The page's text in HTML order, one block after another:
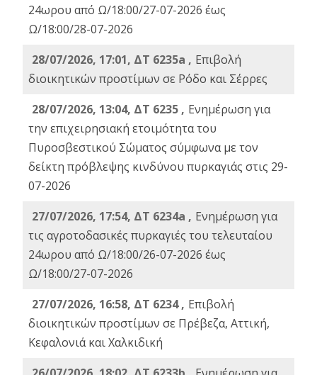
24ωρου από Ω/18:00/27-07-2026 έως
Ω/18:00/28-07-2026
28/07/2026, 17:01, ΔΤ 6235a , Eπιβολή
διοικητικών προστίμων σε Ρόδο και Σέρρες
28/07/2026, 13:04, ΔΤ 6235 , Ενημέρωση για
την επιχειρησιακή ετοιμότητα του
Πυροσβεστικού Σώματος σύμφωνα με τον
δείκτη πρόβλεψης κινδύνου πυρκαγιάς στις 29-
07-2026
27/07/2026, 17:54, ΔΤ 6234a , Ενημέρωση για
τις αγροτοδασικές πυρκαγιές του τελευταίου
24ωρου από Ω/18:00/26-07-2026 έως
Ω/18:00/27-07-2026
27/07/2026, 16:58, ΔΤ 6234 , Eπιβολή
διοικητικών προστίμων σε Πρέβεζα, Αττική,
Κεφαλονιά και Χαλκιδική